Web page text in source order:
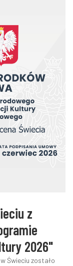
z
2026"
Świeciu zostało